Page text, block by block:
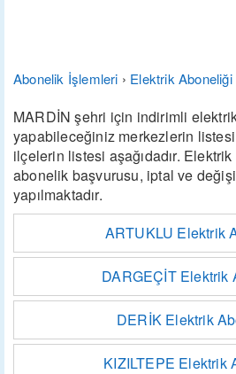
Abonelik İşlemleri › Elektrik
MARDİN şehri için indirimli
yapabileceğiniz merkezlerin
ilçelerin listesi aşağıdadır.
abonelik başvurusu, iptal ve
yapılmaktadır.
ARTUKLU Elektrik
DARGEÇİT Elektrik
DERİK Elektrik
KIZILTEPE Elektrik